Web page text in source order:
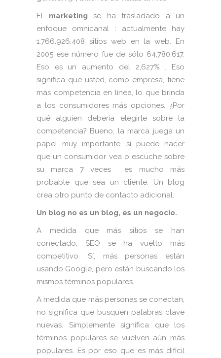
El marketing se ha trasladado a un
enfoque omnicanal : actualmente hay
1.766.926.408 sitios web en la web. En
2005 ese número fue de sólo 64,780,617.
Eso es un aumento del 2,627% . Eso
significa que usted, como empresa, tiene
más competencia en línea, lo que brinda
a los consumidores más opciones. ¿Por
qué alguien debería elegirte sobre la
competencia? Bueno, la marca juega un
papel muy importante, si puede hacer
que un consumidor vea o escuche sobre
su marca 7 veces es mucho más
probable que sea un cliente. Un blog
crea otro punto de contacto adicional.
Un blog no es un blog, es un negocio.
A medida que más sitios se han
conectado, SEO se ha vuelto más
competitivo. Sí, más personas están
usando Google, pero están buscando los
mismos términos populares.
A medida que más personas se conectan,
no significa que busquen palabras clave
nuevas. Simplemente significa que los
términos populares se vuelven aún más
populares. Es por eso que es más difícil